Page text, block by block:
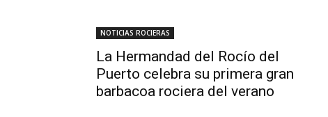
NOTICIAS ROCIERAS
La Hermandad del Rocío del
Puerto celebra su primera gran
barbacoa rociera del verano